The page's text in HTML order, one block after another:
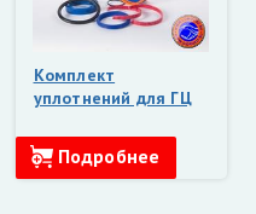
Комплект
уплотнений для ГЦ
Подробнее